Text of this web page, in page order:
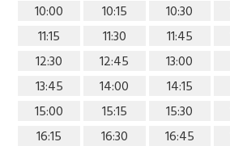
10:00
10:15 10:30
11:15
11:30 11:45
12:30
12:45 13:00
13:45
14:00 14:15
15:00
15:15 15:30
16:15
16:30 16:45